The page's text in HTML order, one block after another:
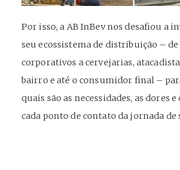
Por isso, a AB InBev nos desafiou a
seu ecossistema de distribuição – de
corporativos a cervejarias,
bairro e até o consumidor final –
quais são as necessidades, as dores e
cada ponto de contato da jornada de